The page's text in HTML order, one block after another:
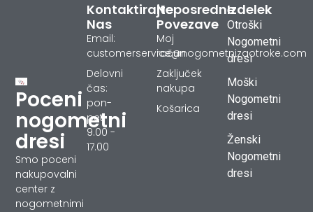
Poceni
nogometni
dresi
Smo poceni
nakupovalni
center z
nogometnimi
Izdelek
Otroški
Nogometni
dresi
Moški
Nogometni
dresi
Ženski
Nogometni
dresi
Neposredne
Povezave
Moj
račun
Zaključek
nakupa
Košarica
Kontaktirajte
Nas
Email:
customerservice@nogometnizaotroke.com
Delovni
čas:
pon-
pet
9.00 -
17.00